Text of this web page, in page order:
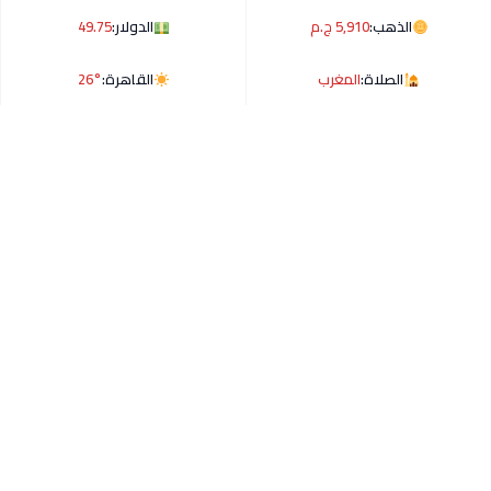
الذهب:5,910 ج.م الدولار:49.75
الصلاة:المغرب القاهرة:26°